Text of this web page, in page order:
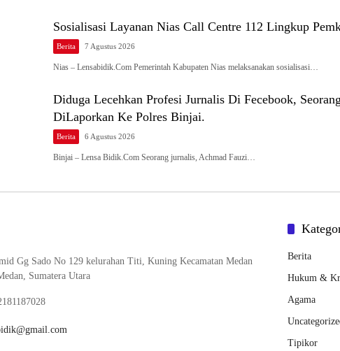
Sosialisasi Layanan Nias Call Centre 112 Lingkup
Berita 7 Agustus 2026
Nias – Lensabidik.Com Pemerintah Kabupaten Nias melaksanakan sosialisasi…
Diduga Lecehkan Profesi Jurnalis Di Fecebook,
DiLaporkan Ke Polres Binjai.
Berita 6 Agustus 2026
Binjai – Lensa Bidik.Com Seorang jurnalis, Achmad Fauzi…
Gg Sado No 129 kelurahan Titi, Kuning Kecamatan Medan
Sumatera Utara
Berita
Hukum &
Agama
Tipikor